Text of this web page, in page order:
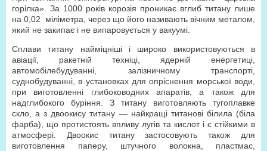
горілка». За 1000 років корозія проникає вглиб титану лише
на 0,02 міліметра, через що його називають вічним металом,
який не закипає і не випаровується у вакуумі.
Сплави титану найміцніші і широко використовуються в
авіації, ракетній техніці, ядерній енергетиці,
автомобілебудуванні, залізничному транспорті,
суднобудуванні, в установках для опріснення морської води,
при виготовленні глибоководних апаратів, а також для
надглибокого буріння. З титану виготовляють тугоплавке
скло, а з двоокису титану — найкращі титанові білила (біла
фарба), що протистоять впливу лугів та кислот і є стійкими в
атмосфері. Двоокис титану застосовують також для
виготовлення паперу, штучного волокна, пластмас,